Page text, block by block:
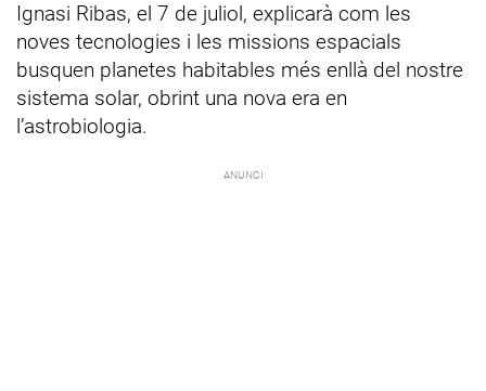
Ignasi Ribas, el 7 de juliol, explicarà com les
noves tecnologies i les missions espacials
busquen planetes habitables més enllà del nostre
sistema solar, obrint una nova era en
l’astrobiologia.